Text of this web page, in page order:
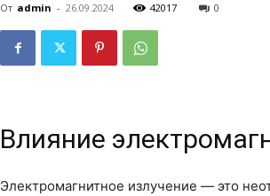
От admin - 26.09.2024 42017 0
Влияние
Электромагнитное излучение — это